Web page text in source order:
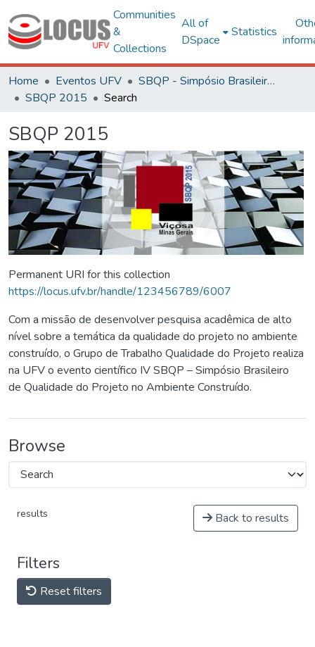
Communities
&
Collections
All of
DSpace
Statistics
Home Eventos UFV
SBQP - Simpósio Brasileiro de Qualidade do Projeto no Ambiente Construído
SBQP 2015
Search
SBQP 2015
Permanent URI for this collection
https://locus.ufv.br/handle/123456789/6007
Com a missão de desenvolver pesquisa acadêmica de alto
nível sobre a temática da qualidade do projeto no ambiente
construído, o Grupo de Trabalho Qualidade do Projeto realiza
na UFV o evento científico IV SBQP – Simpósio Brasileiro
de Qualidade do Projeto no Ambiente Construído.
Browse
results Back to results
Filters
Reset filters